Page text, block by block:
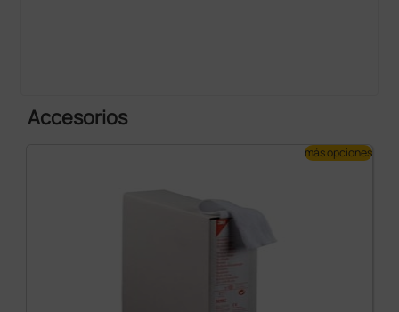
Accesorios
más opciones